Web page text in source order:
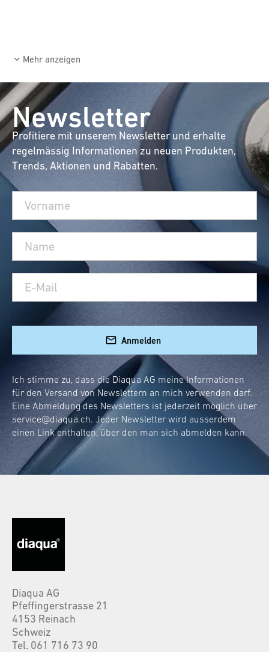
Mehr anzeigen
Newsletter
Profitiere mit unserem Newsletter und erhalte
regelmässig Informationen zu neuen Produkten,
Trends, Aktionen und Rabatten.
Anmelden
Ich stimme zu, dass die Diaqua AG meine Informationen
für den Versand von Newslettern an mich verwenden darf.
Eine Abmeldung des Newsletters ist jederzeit möglich über
service@diaqua.ch. Jeder Newsletter wird ausserdem
einen Link enthalten, über den man sich abmelden kann.
Diaqua AG
Pfeffingerstrasse 21
4153 Reinach
Schweiz
Tel. 061 716 73 90